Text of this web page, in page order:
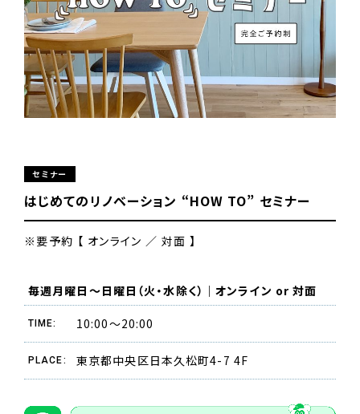
セミナー
はじめてのリノベーション “HOW TO” セミナー
※要予約 【 オンライン ／ 対面 】
毎週月曜日〜日曜日（火・水除く）｜オンライン or 対面
TIME: 10:00〜20:00
PLACE: 東京都中央区日本久松町4-7 4F